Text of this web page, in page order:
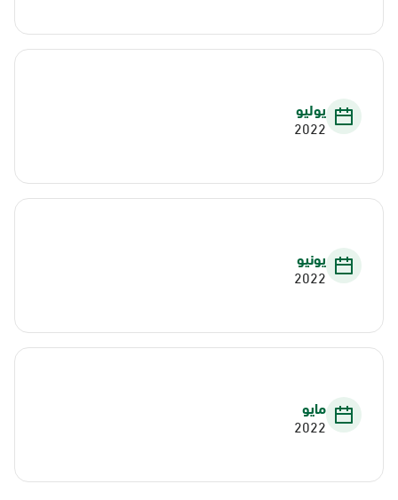
يوليو
2022
يونيو
2022
مايو
2022